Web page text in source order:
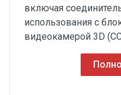
включая
использования с
видеокамерой 3D